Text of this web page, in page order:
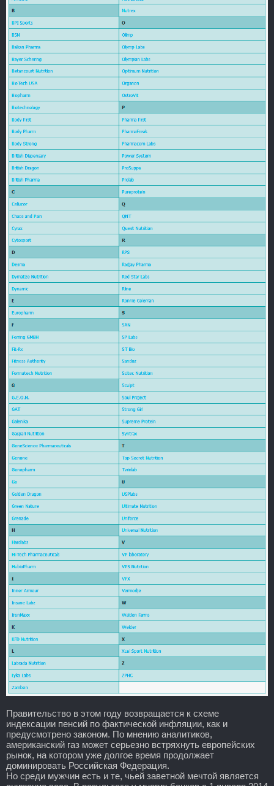
Правительство в этом году возвращается к схеме
индексации пенсий по фактической инфляции, как и
предусмотрено законом. По мнению аналитиков,
американский газ может серьезно встряхнуть европейских
рынок, на котором уже долгое время продолжает
доминировать Российская Федерация.
Но среди мужчин есть и те, чьей заветной мечтой является